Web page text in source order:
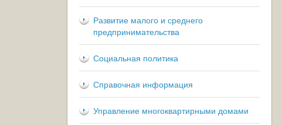
Развитие малого и среднего
предпринимательства
Социальная политика
Справочная информация
Управление многоквартирными домами